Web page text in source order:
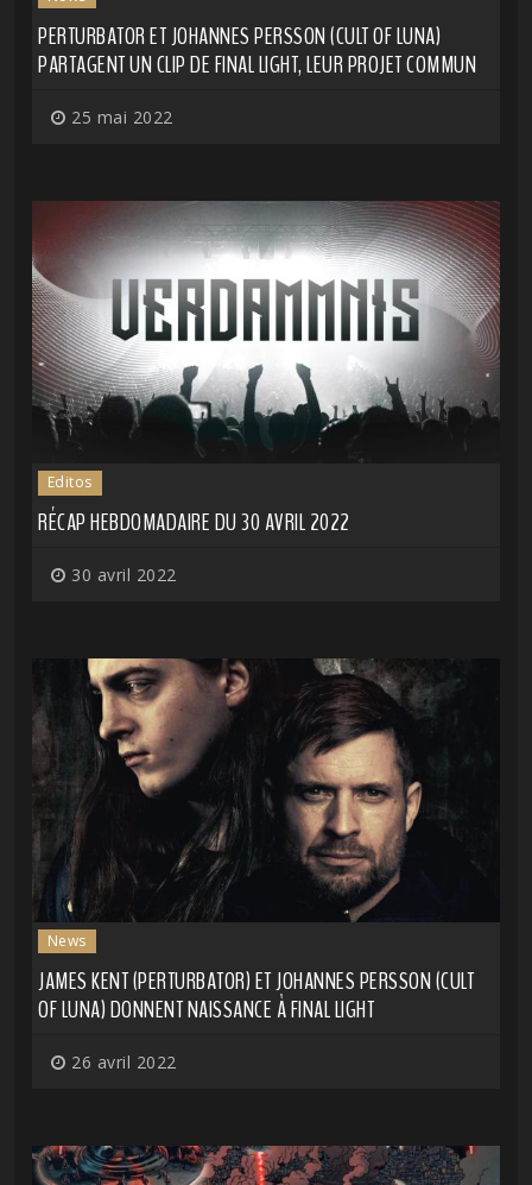
PERTURBATOR ET JOHANNES PERSSON (CULT OF LUNA)
PARTAGENT UN CLIP DE FINAL LIGHT, LEUR PROJET COMMUN
25 mai 2022
Editos
RÉCAP HEBDOMADAIRE DU 30 AVRIL 2022
30 avril 2022
News
JAMES KENT (PERTURBATOR) ET JOHANNES PERSSON (CULT
OF LUNA) DONNENT NAISSANCE À FINAL LIGHT
26 avril 2022